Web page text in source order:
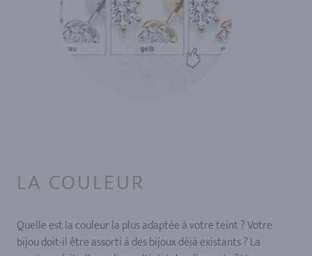
LA COULEUR
Quelle est la couleur la plus adaptée à votre teint ? Votre
bijou doit-il être assorti à des bijoux déjà existants ? La